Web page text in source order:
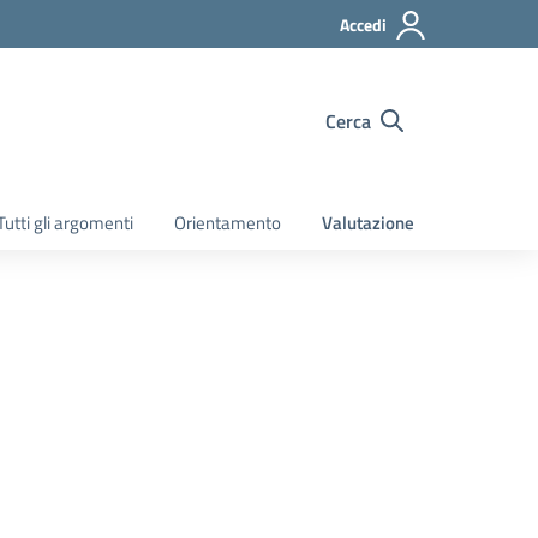
Accedi
Cerca
gli argomenti Orientamento Valutazione